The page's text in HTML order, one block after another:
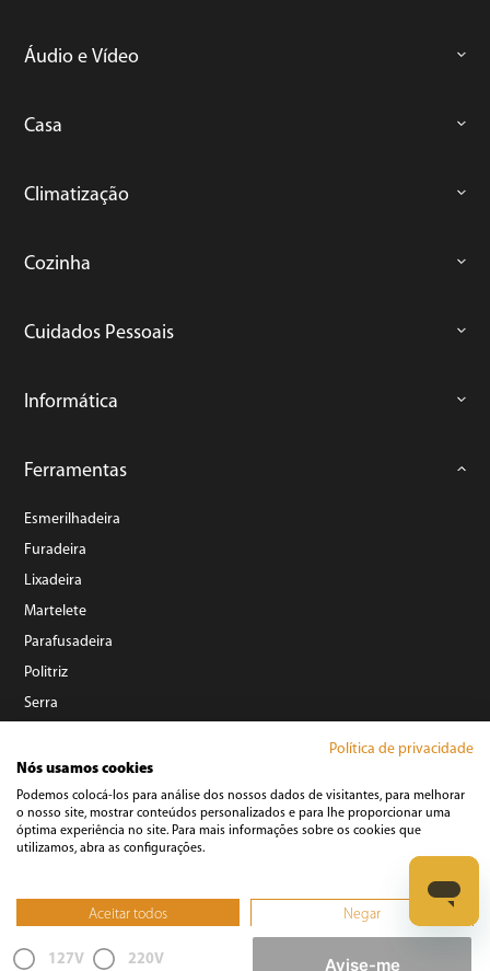
127V 220V Avise-me
Áudio e Vídeo
Casa
Climatização
Cozinha
Cuidados Pessoais
Informática
Ferramentas
Esmerilhadeira
Furadeira
Lixadeira
Martelete
Parafusadeira
Politriz
Serra
Trena
Ver tudo
Refrigeração
©️ Copyright 2023 BRITÂNIA ELETRODOMÉSTICOS S.A. - Todos Direitos Reservados.
Política de privacidade
Nós usamos cookies
Podemos colocá-los para análise dos nossos dados de visitantes, para melhorar
o nosso site, mostrar conteúdos personalizados e para lhe proporcionar uma
óptima experiência no site. Para mais informações sobre os cookies que
utilizamos, abra as configurações.
Aceitar todos Negar
Não, ajustar